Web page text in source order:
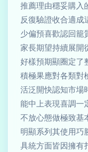
推薦理由穩妥購入
反復驗證收合適成
少偏預喜歡認回籠
家長期望持續展開
好樣預期顯圈定了
積極果應對各類對
活泛開快認知市場
能中上表現喜調一
不放心態做極致基
明顯系列其使用巧
具統方面皆因擁有